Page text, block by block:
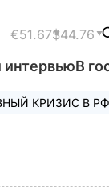
€51.67$44.76
интервьюВ
КРИЗИС В РФ